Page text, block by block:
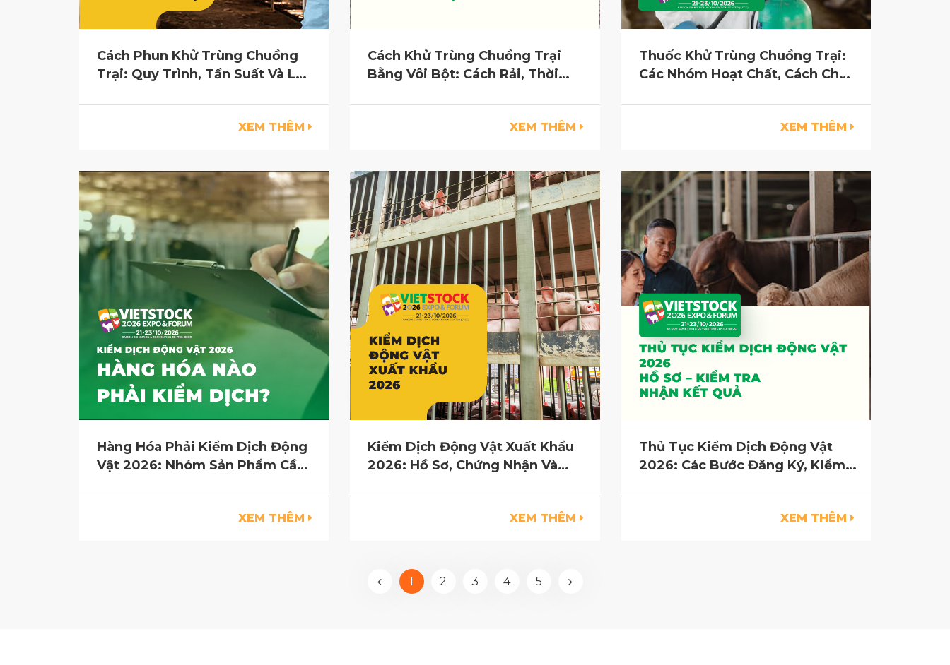
Cách Phun Khử Trùng Chuồng
Trại: Quy Trình, Tần Suất Và Lưu
XEM THÊM
Cách Khử Trùng Chuồng Trại
Bằng Vôi Bột: Cách Rải, Thời
XEM THÊM
Thuốc Khử Trùng Chuồng Trại:
Các Nhóm Hoạt Chất, Cách Chọn
XEM THÊM
Hàng Hóa Phải Kiểm Dịch Động
Vật 2026: Nhóm Sản Phẩm Cần
XEM THÊM
Kiểm Dịch Động Vật Xuất Khẩu
2026: Hồ Sơ, Chứng Nhận Và
XEM THÊM
Thủ Tục Kiểm Dịch Động Vật
2026: Các Bước Đăng Ký, Kiểm
XEM THÊM
1 2 3 4 5